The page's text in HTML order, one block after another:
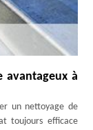
avantageux à
un nettoyage de
toujours efficace